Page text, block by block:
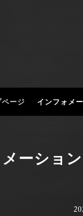
ページ インフォメ
ーション